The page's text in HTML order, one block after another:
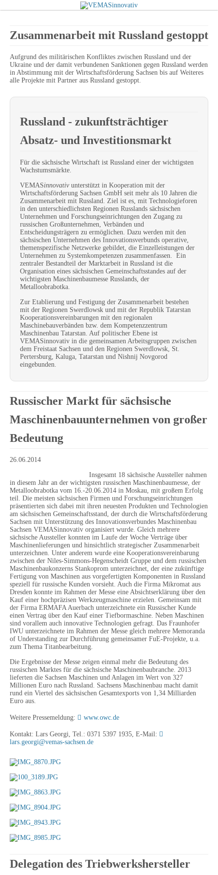
Zusammenarbeit mit Russland gestoppt
Aufgrund des militärischen Konfliktes zwischen Russland und der
Ukraine und der damit verbundenen Sanktionen gegen Russland werden
in Abstimmung mit der Wirtschaftsförderung Sachsen bis auf Weiteres
alle Projekte mit Partner aus Russland gestoppt.
Russland - zukunftsträchtiger
Absatz- und Investitionsmarkt
Für die sächsische Wirtschaft ist Russland einer der wichtigsten
Wachstumsmärkte.
VEMASinnovativunterstützt in Kooperation mit der
Wirtschaftsförderung Sachsen GmbH seit mehr als 10 Jahren die
Zusammenarbeit mit Russland. Ziel ist es, mit Technologieforen
in den unterschiedlichsten Regionen Russlands sächsischen
Unternehmen und Forschungseinrichtungen den Zugang zu
russischen Großunternehmen, Verbänden und
Entscheidungsträgern zu ermöglichen. Dazu werden mit den
sächsischen Unternehmen des Innovationsverbunds operative,
themenspezifische Netzwerke gebildet, die Einzelleistungen der
Unternehmen zu Systemkompetenzen zusammenfassen. Ein
zentraler Bestandteil der Marktarbeit in Russland ist die
Organisation eines sächsischen Gemeinschaftsstandes auf der
wichtigsten Maschinenbaumesse Russlands, der
Metalloobrabotka.
Zur Etablierung und Festigung der Zusammenarbeit bestehen
mit der Regionen Swerdlowsk und mit der Republik Tatarstan
Kooperationsvereinbarungen mit den regionalen
Maschinebauverbänden bzw. dem Kompetenzzentrum
Maschinenbau Tatarstan. Auf politischer Ebene ist
VEMASinnovativ in die gemeinsamen Arbeitsgruppen zwischen
dem Freistaat Sachsen und den Regionen Swerdlowsk, St.
Pertersburg, Kaluga, Tatarstan und Nishnij Novgorod
eingebunden.
Russischer Markt für sächsische
Maschinenbauunternehmen von großer
Bedeutung
26.06.2014
Insgesamt 18 sächsische Aussteller nahmen
in diesem Jahr an der wichtigsten russischen Maschinenbaumesse, der
Metalloobrabotka vom 16.-20.06.2014 in Moskau, mit großem Erfolg
teil. Die meisten sächsischen Firmen und Forschungseinrichtungen
präsentierten sich dabei mit ihren neuesten Produkten und Technologien
am sächsischen Gemeinschaftsstand, der durch die Wirtschaftsförderung
Sachsen mit Unterstützung des Innovationsverbundes Maschinenbau
Sachsen VEMASinnovativ organisiert wurde. Gleich mehrere
sächsische Aussteller konnten im Laufe der Woche Verträge über
Maschinenlieferungen und hinsichtlich strategischer Zusammenarbeit
unterzeichnen. Unter anderem wurde eine Kooperationsvereinbarung
zwischen der Niles-Simmons-Hegenscheidt Gruppe und dem russischen
Maschinenbaukonzerns Stankoprom unterzeichnet, der eine zukünftige
Fertigung von Maschinen aus vorgefertigten Komponenten in Russland
speziell für russische Kunden vorsieht. Auch die Firma Mikromat aus
Dresden konnte im Rahmen der Messe eine Absichtserklärung über den
Kauf einer hochpräzisen Werkzeugmaschine erzielen. Gemeinsam mit
der Firma ERMAFA Auerbach unterzeichnete ein Russischer Kunde
einen Vertrag über den Kauf einer Tiefbormaschine. Neben Maschinen
sind vorallem auch innovative Technologien gefragt. Das Fraunhofer
IWU unterzeichnete im Rahmen der Messe gleich mehrere Memoranda
of Understanding zur Durchführung gemeinsamer FuE-Projekte, u.a.
zum Thema Titanbearbeitung.
Die Ergebnisse der Messe zeigen einmal mehr die Bedeutung des
russischen Marktes für die sächsische Maschinenbaubranche. 2013
lieferten die Sachsen Maschinen und Anlagen im Wert von 327
Millionen Euro nach Russland. Sachsens Maschinenbau macht damit
rund ein Viertel des sächsischen Gesamtexports von 1,34 Milliarden
Euro aus.
Weitere Pressemeldung: www.owc.de
Kontakt: Lars Georgi, Tel.: 0371 5397 1935, E-Mail:
lars.georgi@vemas-sachsen.de
Delegation des Triebwerkshersteller